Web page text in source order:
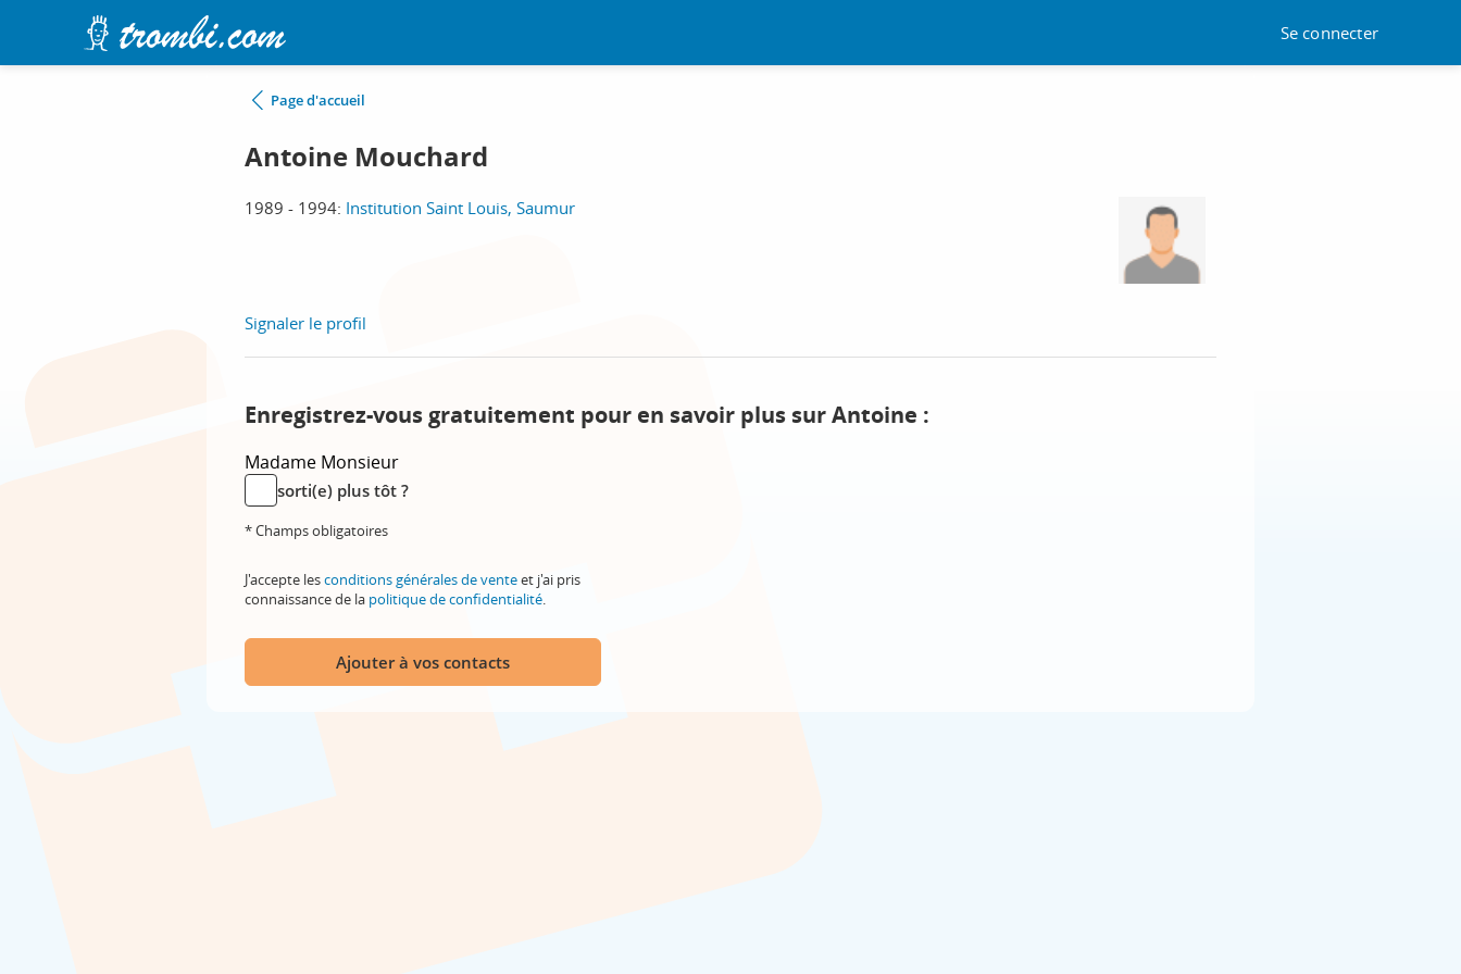
Se connecter
Page d'accueil
Antoine Mouchard
1989 - 1994: Institution Saint Louis, Saumur
Signaler le profil
Enregistrez-vous gratuitement pour en savoir plus sur Antoine :
Madame Monsieur
sorti(e) plus tôt ?
* Champs obligatoires
J'accepte lesconditions générales de venteet j'ai pris
connaissance de la politique de confidentialité.
Ajouter à vos contacts